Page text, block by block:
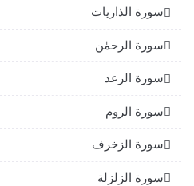
سورة الذاريات
سورة الرحمٰن
سورة الرعد
سورة الروم
سورة الزخرف
سورة الزلزلة